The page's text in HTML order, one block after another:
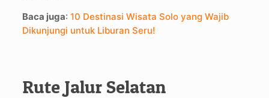
Baca juga: 10 Destinasi Wisata Solo yang Wajib
Dikunjungi untuk Liburan Seru!
Rute Jalur Selatan